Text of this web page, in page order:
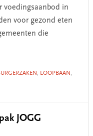
voedingsaanbod in
voor gezond eten
die
, LOOPBAAN ,
JOGG